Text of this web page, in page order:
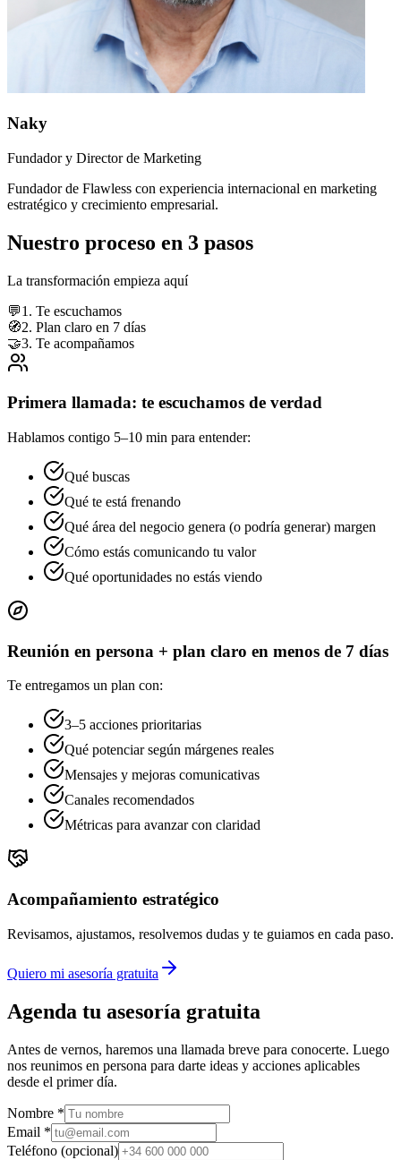
Naky
Fundador y Director de Marketing
Fundador de Flawless con experiencia internacional en marketing
estratégico y crecimiento empresarial.
Nuestro proceso en 3 pasos
La transformación empieza aquí
💬1. Te escuchamos
🧭2. Plan claro en 7 días
🤝3. Te acompañamos
Primera llamada: te escuchamos de verdad
Hablamos contigo 5–10 min para entender:
Qué buscas
Qué te está frenando
Qué área del negocio genera (o podría generar) margen
Cómo estás comunicando tu valor
Qué oportunidades no estás viendo
Reunión en persona + plan claro en menos de 7 días
Te entregamos un plan con:
3–5 acciones prioritarias
Qué potenciar según márgenes reales
Mensajes y mejoras comunicativas
Canales recomendados
Métricas para avanzar con claridad
Acompañamiento estratégico
Revisamos, ajustamos, resolvemos dudas y te guiamos en cada paso.
Quiero mi asesoría gratuita
Agenda tu asesoría gratuita
Antes de vernos, haremos una llamada breve para conocerte. Luego
nos reunimos en persona para darte ideas y acciones aplicables
desde el primer día.
Nombre *
Email *
Teléfono (opcional)